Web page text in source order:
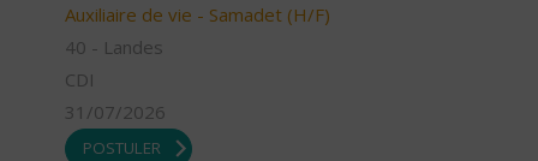
Auxiliaire de vie - Samadet (H/F)
40 - Landes
CDI
31/07/2026
POSTULER